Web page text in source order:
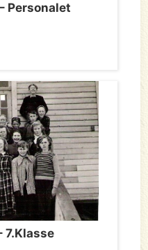
Personalet
7.Klasse